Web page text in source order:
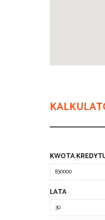
KWOTA
LATA